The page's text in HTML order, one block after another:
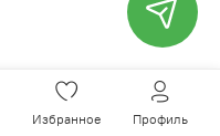
Избранное Профиль